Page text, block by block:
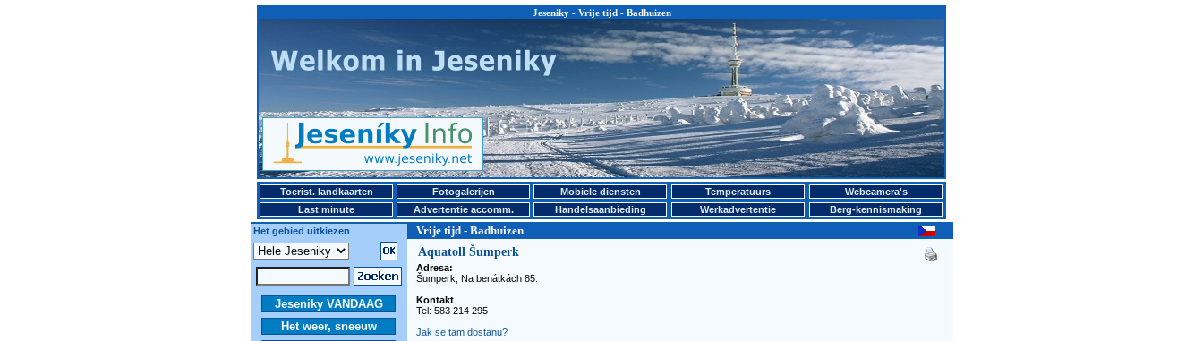
Jeseniky - Vrije tijd - Badhuizen
Toerist. landkaarten Fotogalerijen Mobiele diensten Temperatuurs
Webcamera's
Last minute
Advertentie accomm. Handelsaanbieding Werkadvertentie
Berg-kennismaking
Het gebied uitkiezen
Vrije tijd - Badhuizen
Jeseniky VANDAAG
Het weer, sneeuw
Aquatoll Šumperk
Adresa:
Šumperk, Na benátkách 85.
Kontakt
Tel: 583 214 295
Jak se tam dostanu?